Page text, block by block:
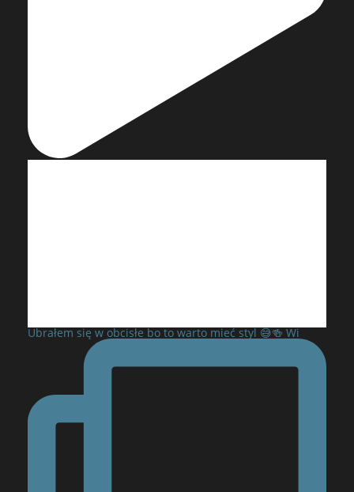
Ubrałem się w obcisłe bo to warto mieć styl 😅🍻 Wi